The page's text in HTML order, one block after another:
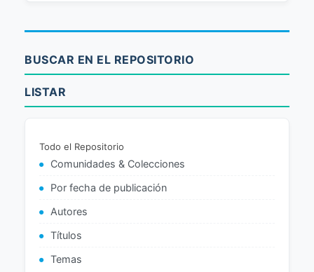
BUSCAR EN EL REPOSITORIO
LISTAR
Todo el Repositorio
Comunidades & Colecciones
Por fecha de publicación
Autores
Títulos
Temas